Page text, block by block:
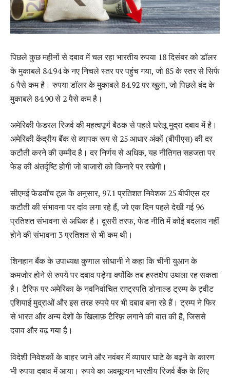
पिछले कुछ महीनों से दबाव में चल रहा भारतीय रुपया 18 दिसंबर को डॉलर
के मुकाबले 84.94 के नए निचले स्तर पर पहुंच गया, जो 85 के स्तर से सिर्फ
6 पैसे कम है। रुपया डॉलर के मुकाबले 84.92 पर खुला, जो पिछले बंद के
मुकाबले 84.90 से 2 पैसे कम है।
अमेरिकी फेडरल रिजर्व की महत्वपूर्ण बैठक से पहले घरेलू मुद्रा दबाव में है।
अमेरिकी केंद्रीय बैंक से व्यापक रूप से 25 आधार अंकों (बीपीएस) की दर
कटौती करने की उम्मीद है। दर निर्णय से अधिक, यह नीतिगत सहजता पर
फेड की अंतर्दृष्टि होगी जो बाजारों को किनारे पर रखेगी।
सीएमई फेडवॉच टूल के अनुसार, 97.1 प्रतिशत निवेशक 25 बीपीएस दर
कटौती की संभावना पर दांव लगा रहे हैं, जो एक दिन पहले देखी गई 96
प्रतिशत संभावना से अधिक है। दूसरी तरफ, फेड नीति में कोई बदलाव नहीं
होने की संभावना 3 प्रतिशत से भी कम थी।
शिनहान बैंक के उपाध्यक्ष कुणाल सोधानी ने कहा कि चीनी युआन के
कमजोर होने से रुपये पर दबाव पड़ेगा क्योंकि तब हस्तक्षेप उथला रह सकता
है। टैरिफ पर अमेरिका के नवनिर्वाचित राष्ट्रपति डोनाल्ड ट्रम्प के ट्वीट
एशियाई मुद्राओं और इस तरह रुपये पर भी दबाव बना रहे हैं। ट्रम्प ने फिर
से भारत और अन्य देशों के खिलाफ़ टैरिफ़ लगाने की बात की है, जिससे
दबाव और बढ़ गया है।
विदेशी निवेशकों के बाहर जाने और नवंबर में व्यापार घाटे के बढ़ने के कारण
भी रुपया दबाव में आया। रुपये का अवमूल्यन भारतीय रिजर्व बैंक के लिए